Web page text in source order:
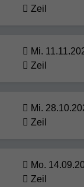
Zeil
Mi.
Zeil
Mi.
Zeil
Mo.
Zeil